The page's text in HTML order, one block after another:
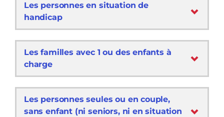
Les personnes en situation de
handicap
Les familles avec 1 ou des enfants à
charge
Les personnes seules ou en couple,
sans enfant (ni seniors, ni en situation